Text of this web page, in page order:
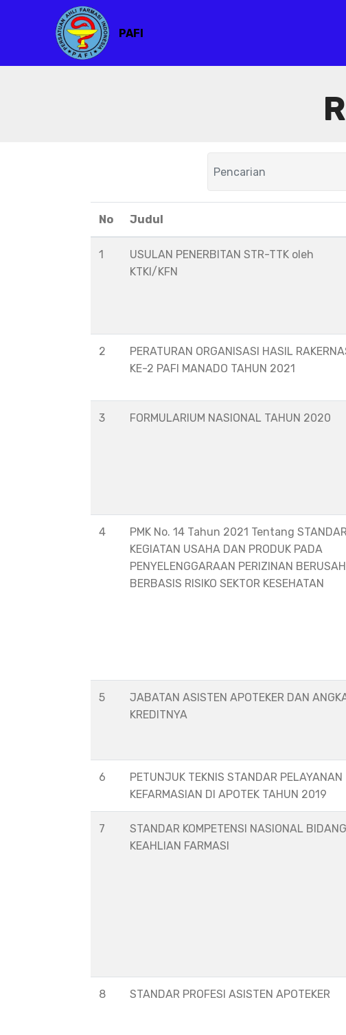
PAFI
No Judul
1
USULAN PENERBITAN STR-TTK oleh
KTKI/KFN
2
PERATURAN ORGANISASI HASIL
KE-2 PAFI MANADO TAHUN 2021
3 FORMULARIUM NASIONAL TAHUN 2020
4
PMK No. 14 Tahun 2021 Tentang
KEGIATAN USAHA DAN PRODUK PADA
PENYELENGGARAAN PERIZINAN
BERBASIS RISIKO SEKTOR KESEHATAN
5
JABATAN ASISTEN APOTEKER DAN
KREDITNYA
6
PETUNJUK TEKNIS STANDAR PELAYANAN
KEFARMASIAN DI APOTEK TAHUN 2019
7
STANDAR KOMPETENSI NASIONAL BIDANG
KEAHLIAN FARMASI
8 STANDAR PROFESI ASISTEN APOTEKER